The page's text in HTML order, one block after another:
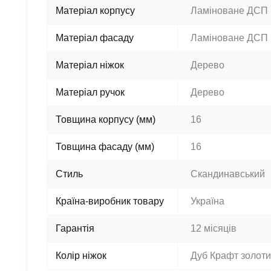
Матеріал корпусу Ламіноване ДСП
Матеріал фасаду Ламіноване ДСП
Матеріал ніжок Дерево
Матеріал ручок Дерево
Товщина корпусу (мм) 16
Товщина фасаду (мм) 16
Стиль Скандинавський
Країна-виробник товару Україна
Гарантія 12 місяців
Колір ніжок Дуб Крафт